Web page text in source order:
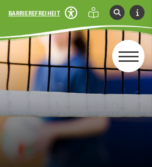
BARRIEREFREIHEIT